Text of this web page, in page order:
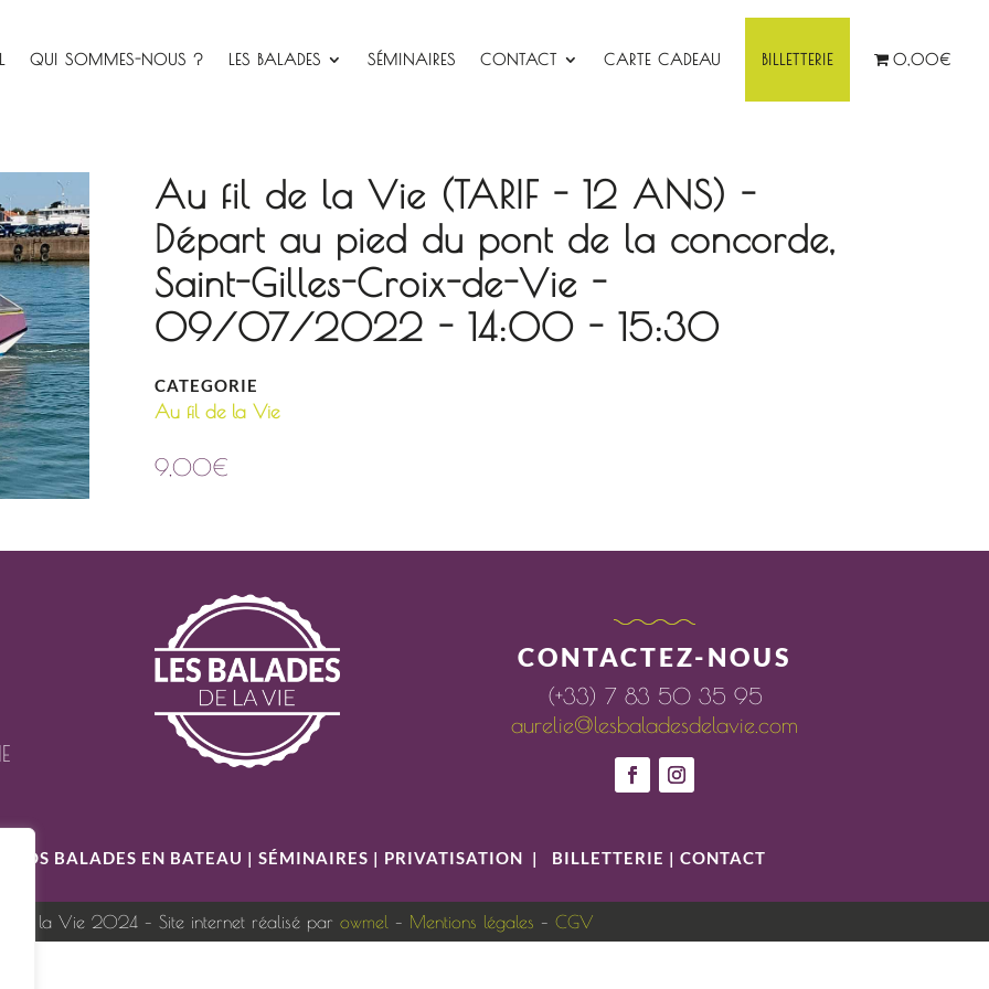
QUI SOMMES-NOUS ? LES BALADES SÉMINAIRES CONTACT CARTE CADEAU BILLETTERIE 0,00€
Au fil de la Vie (TARIF - 12 ANS) -
Départ au pied du pont de la concorde,
Saint-Gilles-Croix-de-Vie -
09/07/2022 - 14:00 - 15:30
CATEGORIE
Au fil de la Vie
9,00€
CONTACTEZ-NOUS
(+33) 7 83 50 35 95
aurelie@lesbaladesdelavie.com
NOS BALADES EN BATEAU | SÉMINAIRES | PRIVATISATION | BILLETTERIE | CONTACT
de la Vie 2024 – Site internet réalisé par owmel – Mentions légales – CGV